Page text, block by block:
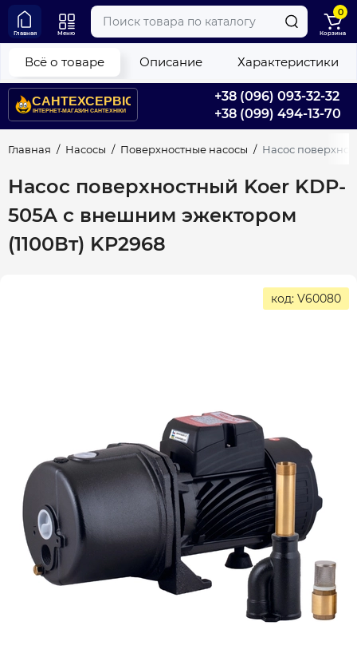
+38 (096) 093-32-32
+38 (099) 494-13-70
Главная Меню
0
Корзина
Главная Насосы Поверхностные насосы Насос
Насос поверхностный Koer KDP-
505A с внешним эжектором
(1100Вт) KP2968
Всё о товаре Описание Характеристики
код: V60080